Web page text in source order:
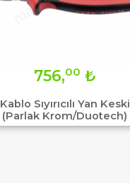
Kablo Sıyırıcılı Yan Keski
(Parlak Krom/Duotech)
756,00 ₺